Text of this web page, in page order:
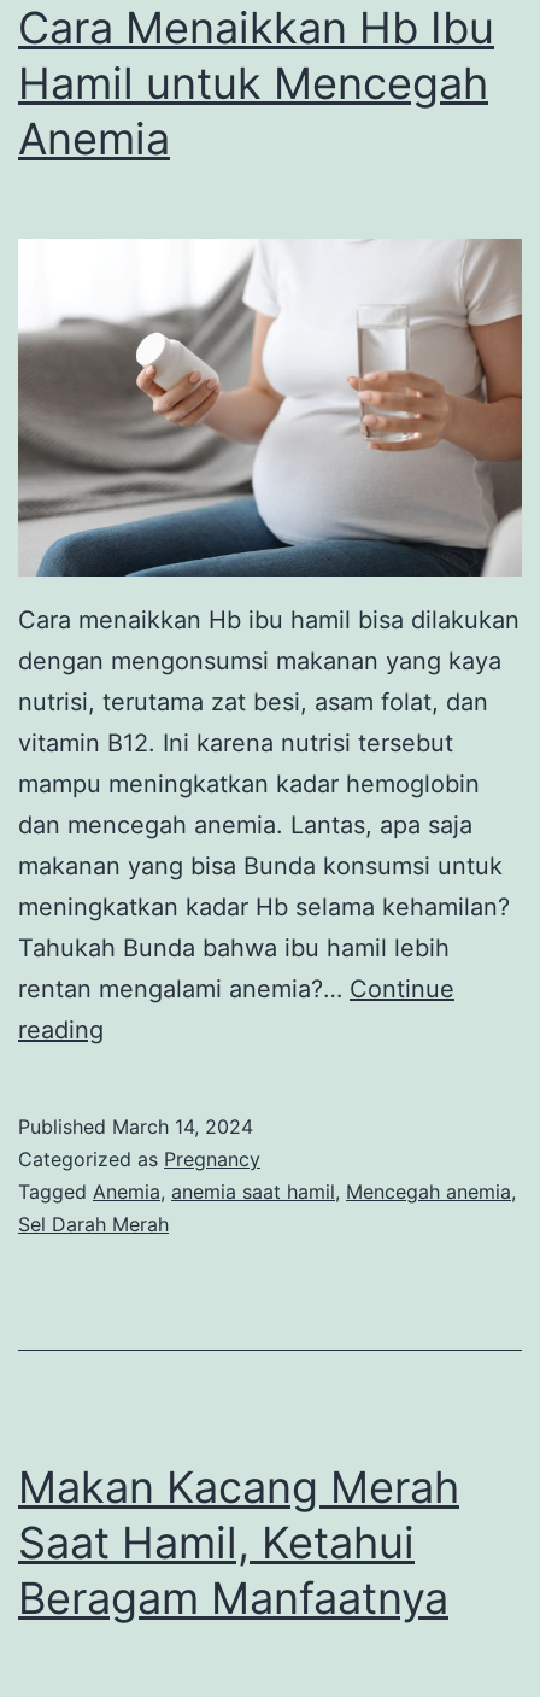
Cara Menaikkan Hb Ibu
Hamil untuk Mencegah
Anemia
Cara menaikkan Hb ibu hamil bisa dilakukan
dengan mengonsumsi makanan yang kaya
nutrisi, terutama zat besi, asam folat, dan
vitamin B12. Ini karena nutrisi tersebut
mampu meningkatkan kadar hemoglobin
dan mencegah anemia. Lantas, apa saja
makanan yang bisa Bunda konsumsi untuk
meningkatkan kadar Hb selama kehamilan?
Tahukah Bunda bahwa ibu hamil lebih
rentan mengalami anemia?… Continue
reading
Ibu
Hamil
untuk
Published March 14, 2024
Categorized as Pregnancy
Tagged Anemia, anemia saat hamil, Mencegah anemia,
Sel Darah Merah
Makan Kacang Merah
Saat Hamil, Ketahui
Beragam Manfaatnya